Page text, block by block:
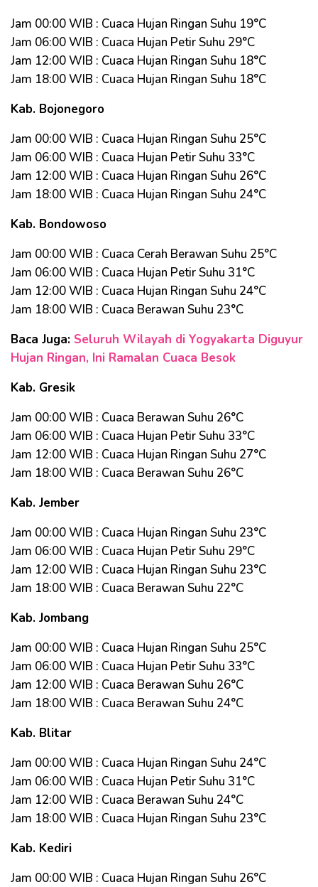
Jam 00:00 WIB : Cuaca Hujan Ringan Suhu 19°C
Jam 06:00 WIB : Cuaca Hujan Petir Suhu 29°C
Jam 12:00 WIB : Cuaca Hujan Ringan Suhu 18°C
Jam 18:00 WIB : Cuaca Hujan Ringan Suhu 18°C
Kab. Bojonegoro
Jam 00:00 WIB : Cuaca Hujan Ringan Suhu 25°C
Jam 06:00 WIB : Cuaca Hujan Petir Suhu 33°C
Jam 12:00 WIB : Cuaca Hujan Ringan Suhu 26°C
Jam 18:00 WIB : Cuaca Hujan Ringan Suhu 24°C
Kab. Bondowoso
Jam 00:00 WIB : Cuaca Cerah Berawan Suhu 25°C
Jam 06:00 WIB : Cuaca Hujan Petir Suhu 31°C
Jam 12:00 WIB : Cuaca Hujan Ringan Suhu 24°C
Jam 18:00 WIB : Cuaca Berawan Suhu 23°C
Baca Juga: Seluruh Wilayah di Yogyakarta Diguyur
Hujan Ringan, Ini Ramalan Cuaca Besok
Kab. Gresik
Jam 00:00 WIB : Cuaca Berawan Suhu 26°C
Jam 06:00 WIB : Cuaca Hujan Petir Suhu 33°C
Jam 12:00 WIB : Cuaca Hujan Ringan Suhu 27°C
Jam 18:00 WIB : Cuaca Berawan Suhu 26°C
Kab. Jember
Jam 00:00 WIB : Cuaca Hujan Ringan Suhu 23°C
Jam 06:00 WIB : Cuaca Hujan Petir Suhu 29°C
Jam 12:00 WIB : Cuaca Hujan Ringan Suhu 23°C
Jam 18:00 WIB : Cuaca Berawan Suhu 22°C
Kab. Jombang
Jam 00:00 WIB : Cuaca Hujan Ringan Suhu 25°C
Jam 06:00 WIB : Cuaca Hujan Petir Suhu 33°C
Jam 12:00 WIB : Cuaca Berawan Suhu 26°C
Jam 18:00 WIB : Cuaca Berawan Suhu 24°C
Kab. Blitar
Jam 00:00 WIB : Cuaca Hujan Ringan Suhu 24°C
Jam 06:00 WIB : Cuaca Hujan Petir Suhu 31°C
Jam 12:00 WIB : Cuaca Berawan Suhu 24°C
Jam 18:00 WIB : Cuaca Hujan Ringan Suhu 23°C
Kab. Kediri
Jam 00:00 WIB : Cuaca Hujan Ringan Suhu 26°C